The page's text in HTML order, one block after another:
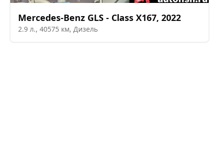
Mercedes-Benz GLS - Class X167, 2022
2.9 л., 40575 км, Дизель